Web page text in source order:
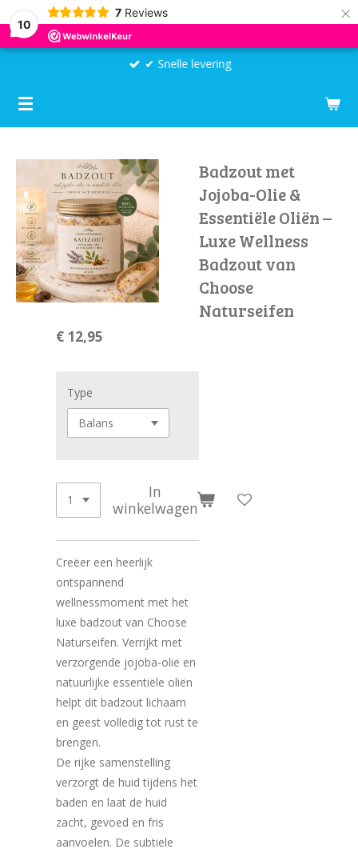
10
7 Reviews ×
✔ Snelle levering
Badzout met
Jojoba-Olie &
Essentiële Oliën –
Luxe Wellness
Badzout van
Choose
Naturseifen
€ 12,95
Type
In
winkelwagen
Creëer een heerlijk
ontspannend
wellnessmoment met het
luxe badzout van Choose
Naturseifen. Verrijkt met
verzorgende jojoba-olie en
natuurlijke essentiële oliën
helpt dit badzout lichaam
en geest volledig tot rust te
brengen.
De rijke samenstelling
verzorgt de huid tijdens het
baden en laat de huid
zacht, gevoed en fris
aanvoelen. De subtiele